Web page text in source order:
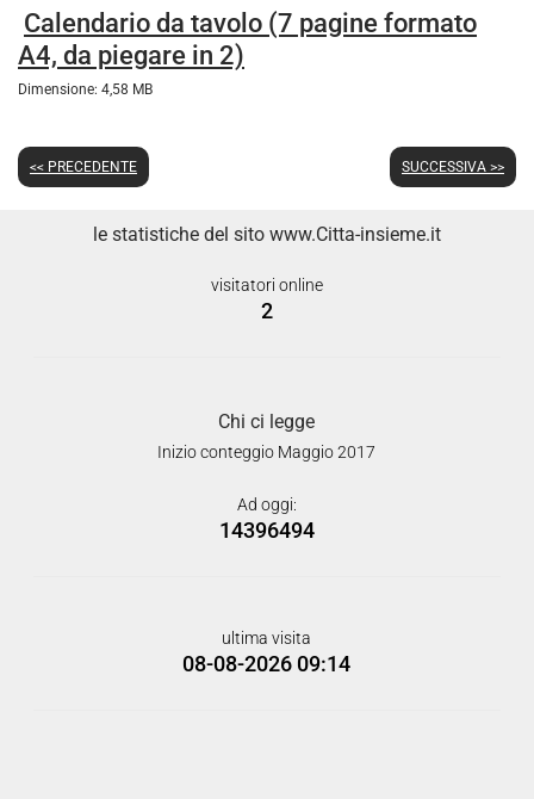
Calendario da tavolo (7 pagine formato
A4, da piegare in 2)
Dimensione: 4,58 MB
<< PRECEDENTE SUCCESSIVA >>
le statistiche del sito www.Citta-insieme.it
visitatori online
2
Chi ci legge
Inizio conteggio Maggio 2017
Ad oggi:
14396494
ultima visita
08-08-2026 09:14